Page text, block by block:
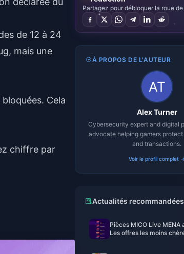
de 12 à 24
mais une
Cela
chiffre par
Partagez pour débloquer la roue
À PROPOS DE L'AUTEUR
Alex Turner
Cybersecurity expert and digital
advocate helping gamers
and transactions.
Voir le profil complet
Actualités recommandées
Pièces MICO Live MENA
Les offres les moins